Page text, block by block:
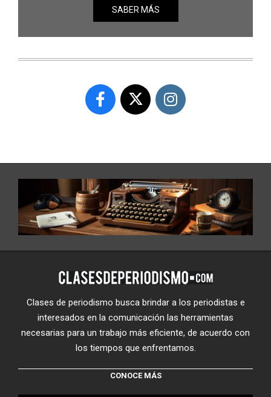
SABER MÁS
Clases de periodismo busca brindar a los periodistas e
interesados en la comunicación las herramientas
necesarias para un trabajo más eficiente, de acuerdo con
los tiempos que enfrentamos.
CONOCE MÁS